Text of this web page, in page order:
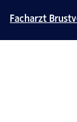
Facharzt